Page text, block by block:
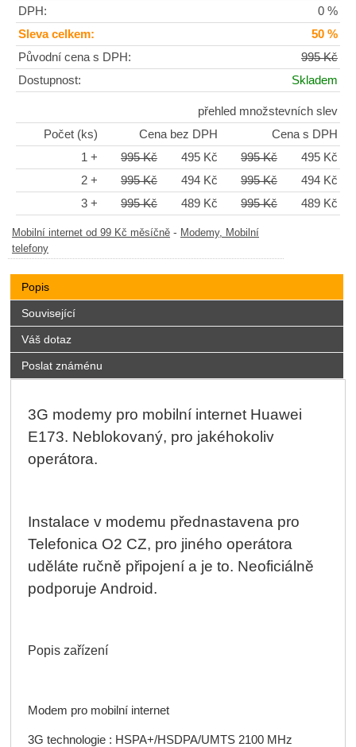
DPH:
0 %
Sleva celkem:
50 %
Původní cena s DPH:
995 Kč
Dostupnost:
Skladem
přehled množstevních slev
Počet (ks)
Cena bez DPH
Cena s DPH
1 +
995 Kč 495 Kč 995 Kč
495 Kč
2 +
995 Kč 494 Kč 995 Kč
494 Kč
3 +
995 Kč 489 Kč 995 Kč 489 Kč
Mobilní internet od 99 Kč měsíčně - Modemy, Mobilní
telefony
Popis
Související
Váš dotaz
Poslat známénu
3G modemy pro mobilní internet Huawei
E173. Neblokovaný, pro jakéhokoliv
operátora.
Instalace v modemu přednastavena pro
Telefonica O2 CZ, pro jiného operátora
uděláte ručně připojení a je to. Neoficiálně
podporuje Android.
Popis zařízení
Modem pro mobilní internet
3G technologie : HSPA+/HSDPA/UMTS 2100 MHz